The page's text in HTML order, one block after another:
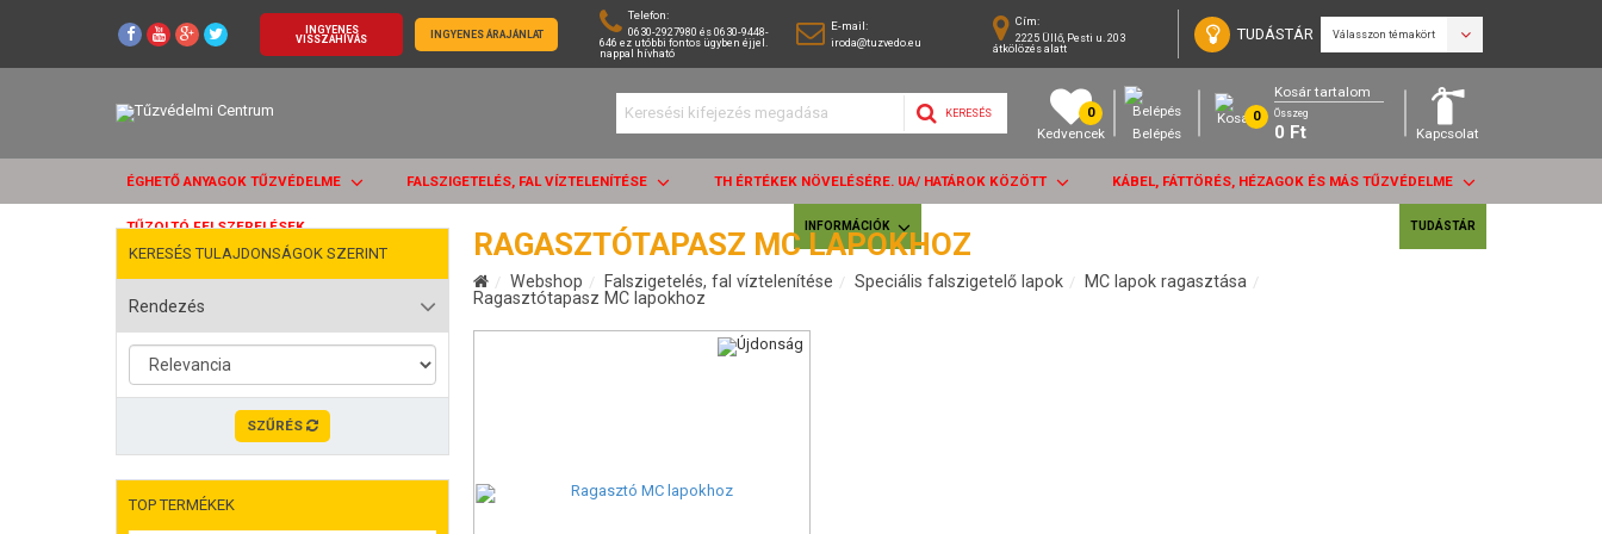
INGYENES
VISSZAHÍVÁS
INGYENES ÁRAJÁNLAT
Telefon:
0630-2927980 és 0630-9448-
646 ez utóbbi fontos ügyben éjjel.
nappal hívható
E-mail:
iroda@tuzvedo.eu
Cím:
2225 Üllő, Pesti u. 203
átkölözés alatt
TUDÁSTÁR Válasszon témakört
KERESÉS 0
Kedvencek Belépés
0
Kosár tartalom
Összeg
0 Ft Kapcsolat
ÉGHETŐ ANYAGOK TŰZVÉDELME FALSZIGETELÉS, FAL VÍZTELENÍTÉSE TH ÉRTÉKEK NÖVELÉSÉRE. UA/ HATÁROK KÖZÖTT KÁBEL, FÁTTÖRÉS, HÉZAGOK ÉS MÁS TŰZVÉDELME
TŰZOLTÓ FELSZERELÉSEK INFORMÁCIÓK TUDÁSTÁR
KERESÉS TULAJDONSÁGOK SZERINT
Rendezés
SZŰRÉS
TOP TERMÉKEK
RAGASZTÓTAPASZ MC LAPOKHOZ
Webshop Falszigetelés, fal víztelenítése Speciális falszigetelő lapok
MC lapok ragasztása
Ragasztótapasz MC lapokhoz